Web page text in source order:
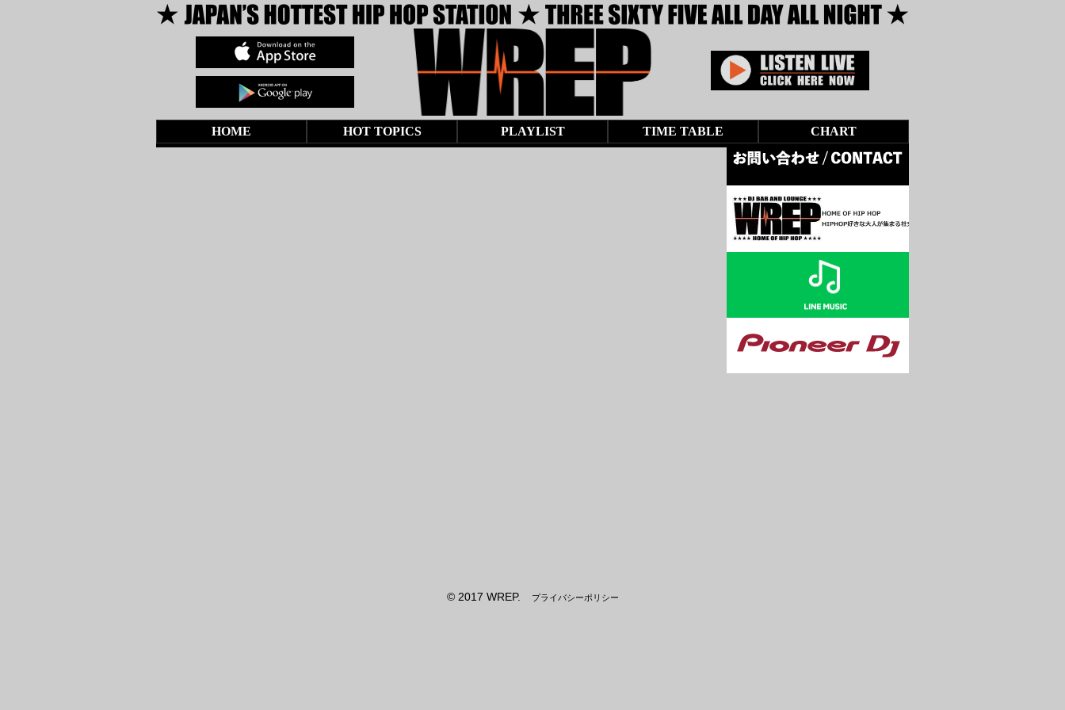
HOME HOT TOPICS PLAYLIST TIME TABLE CHART
© 2017 WREP. プライバシーポリシー